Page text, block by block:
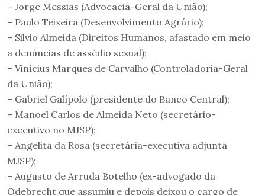
– Jorge Messias (Advocacia-Geral da União);
– Paulo Teixeira (Desenvolvimento Agrário);
– Silvio Almeida (Direitos Humanos, afastado em meio
a denúncias de assédio sexual);
– Vinícius Marques de Carvalho (Controladoria-Geral
da União);
– Gabriel Galípolo (presidente do Banco Central);
– Manoel Carlos de Almeida Neto (secretário-
executivo no MJSP);
– Angelita da Rosa (secretária-executiva adjunta
MJSP);
– Augusto de Arruda Botelho (ex-advogado da
Odebrecht que assumiu e depois deixou o cargo de